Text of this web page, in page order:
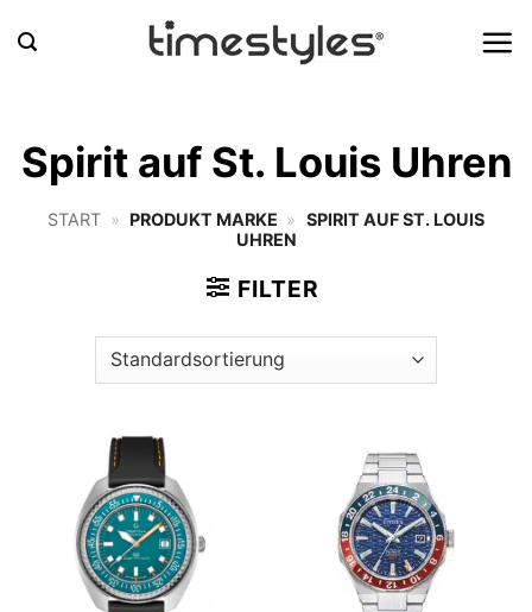
Inhalt
Spirit auf St. Louis Uhren
START » PRODUKT MARKE » SPIRIT AUF ST. LOUIS
UHREN
FILTER